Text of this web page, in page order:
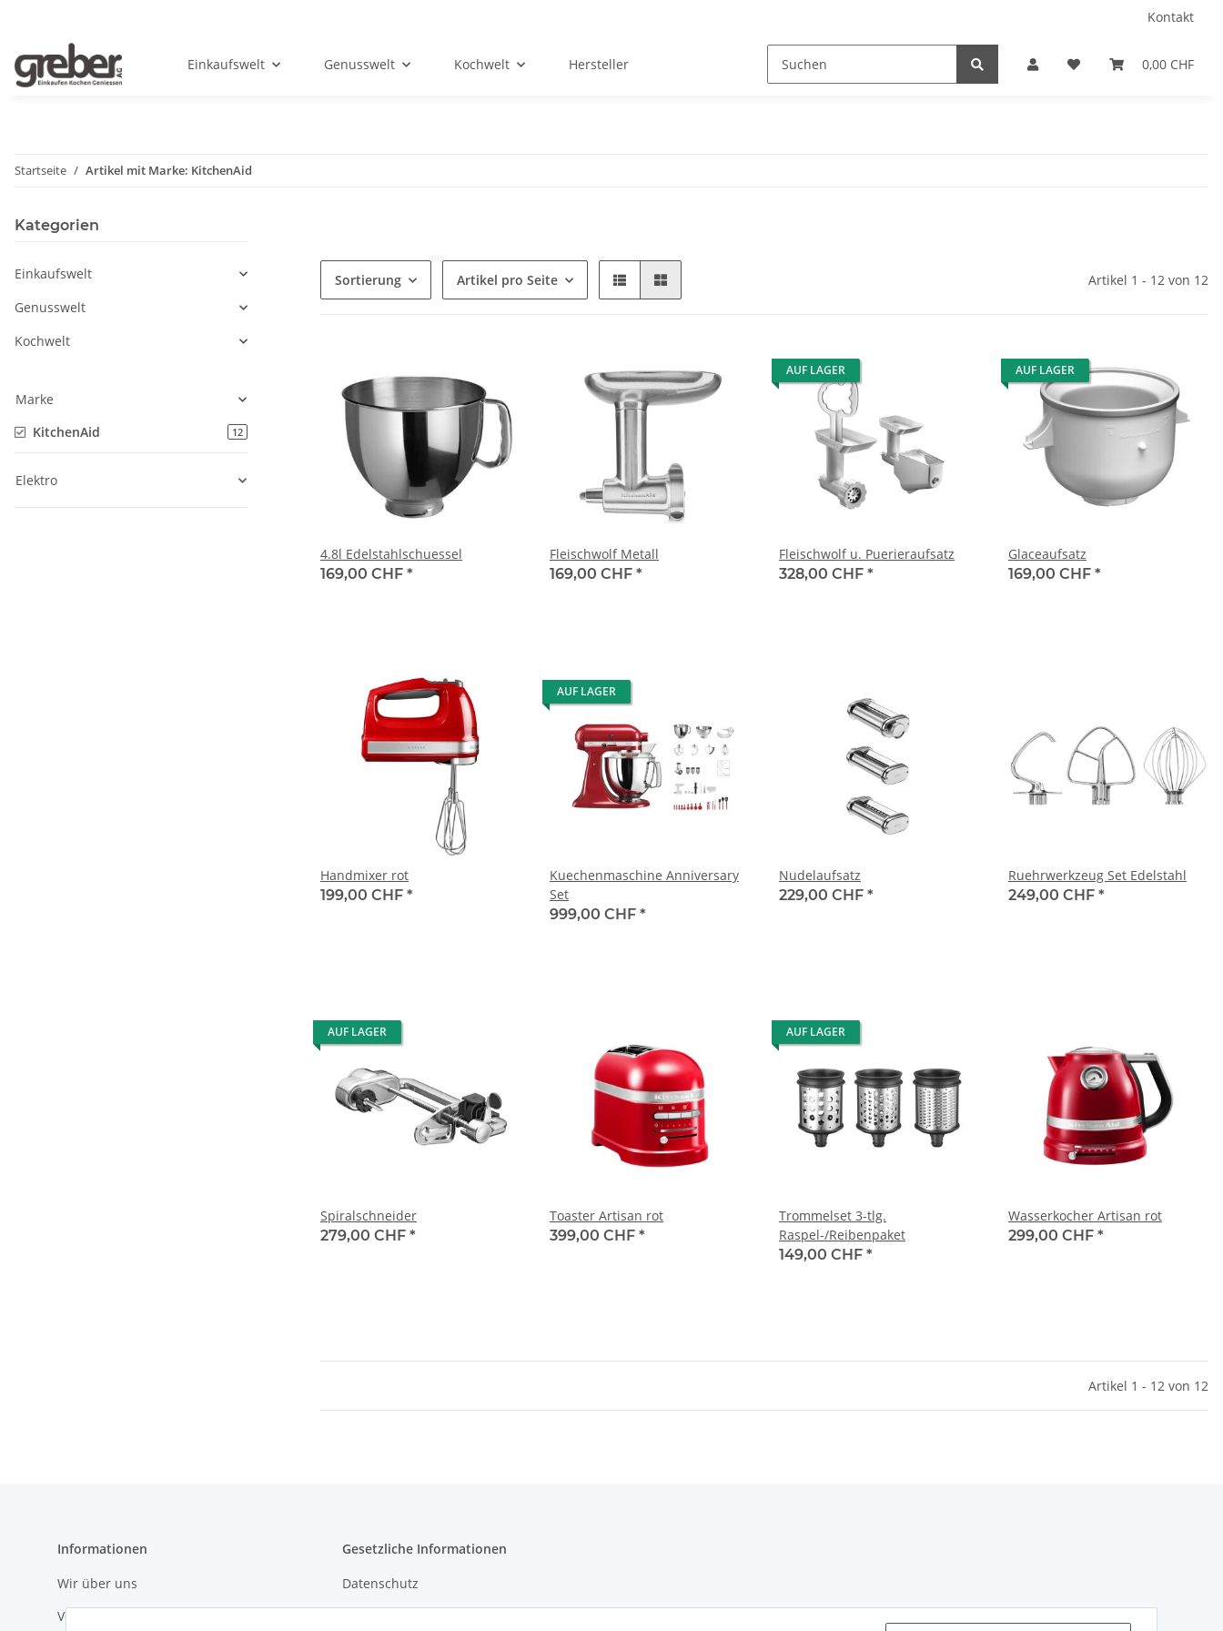
Kontakt
0,00 CHF
Einkaufswelt Genusswelt Kochwelt Hersteller
Startseite Artikel mit Marke: KitchenAid
Sortierung Artikel pro Seite Artikel 1 - 12 von 12
4.8l Edelstahlschuessel
169,00 CHF *
Fleischwolf Metall
169,00 CHF *
AUF LAGER
Fleischwolf u. Puerieraufsatz
328,00 CHF *
AUF LAGER
Glaceaufsatz
169,00 CHF *
Handmixer rot
199,00 CHF *
AUF LAGER
Kuechenmaschine Anniversary
Set
999,00 CHF *
Nudelaufsatz
229,00 CHF *
Ruehrwerkzeug Set Edelstahl
249,00 CHF *
AUF LAGER
Spiralschneider
279,00 CHF *
Toaster Artisan rot
399,00 CHF *
AUF LAGER
Trommelset 3-tlg.
Raspel-/Reibenpaket
149,00 CHF *
Wasserkocher Artisan rot
299,00 CHF *
Artikel 1 - 12 von 12
Kategorien
Einkaufswelt
Genusswelt
Kochwelt
Marke
KitchenAid
12
Elektro
Informationen
Wir über uns
Versandinformationen
Gesetzliche Informationen
Datenschutz